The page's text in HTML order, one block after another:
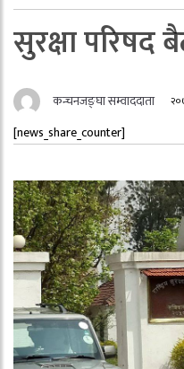
सुरक्षा
कन्चनजङ्घा सम्वाददाता
[news_share_counter]